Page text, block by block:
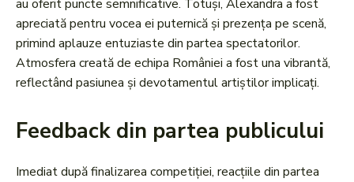
au oferit puncte semnificative. Totuși, Alexandra a fost
apreciată pentru vocea ei puternică și prezența pe scenă,
primind aplauze entuziaste din partea spectatorilor.
Atmosfera creată de echipa României a fost una vibrantă,
reflectând pasiunea și devotamentul artiștilor implicați.
Feedback din partea publicului
Imediat după finalizarea competiției, reacțiile din partea